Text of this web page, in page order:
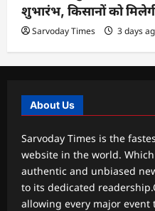
शुभारंभ, किसानों को
Sarvoday Times 3 days
About Us
Sarvoday Times is the
website in the world.
authentic and unbiased
to its dedicated
allowing every major event